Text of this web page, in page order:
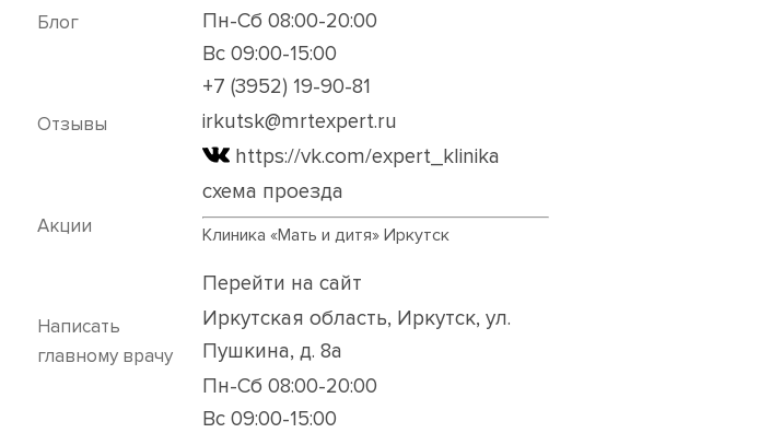
Блог
Отзывы
Акции
Написать
главному врачу
Пн-Сб 08:00-20:00
Вс 09:00-15:00
+7 (3952) 19-90-81
irkutsk@mrtexpert.ru
https://vk.com/expert_klinika
схема проезда
Клиника «Мать и дитя» Иркутск
Перейти на сайт
Иркутская область, Иркутск, ул.
Пушкина, д. 8а
Пн-Сб 08:00-20:00
Вс 09:00-15:00